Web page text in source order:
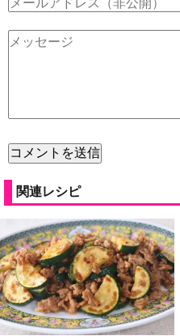
関連レシピ